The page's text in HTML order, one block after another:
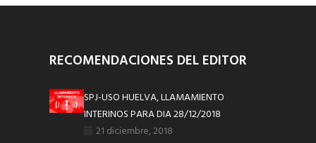
RECOMENDACIONES DEL EDITOR
SPJ-USO HUELVA, LLAMAMIENTO
INTERINOS PARA DIA 28/12/2018
21 diciembre, 2018